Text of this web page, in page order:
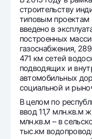
строительству
типовым проектам
введено в
построенных
газоснабжения,
471 км сетей
подводящих и
автомобильных
социальной и
В целом по
ввод 11,7 млн.кв.м
млн.кв.м – в
тыс.км